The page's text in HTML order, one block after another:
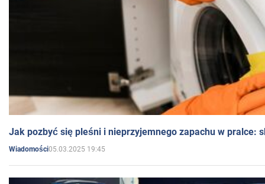
Jak pozbyć się pleśni i nieprzyjemnego zapachu w pralce:
Wiadomości05.03.2025 19:45